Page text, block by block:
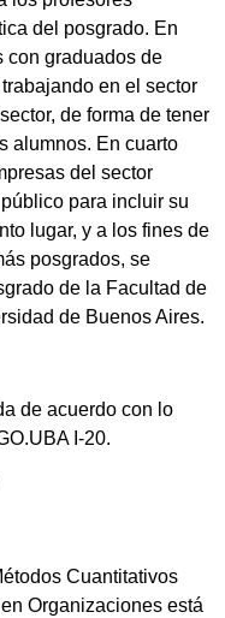
del posgrado. En
con graduados de
en el sector
de forma de tener
alumnos. En cuarto
del sector
para incluir su
lugar, y a los fines de
posgrados, se
de la Facultad de
de Buenos Aires.
de acuerdo con lo
I-20.
Cuantitativos
Organizaciones está